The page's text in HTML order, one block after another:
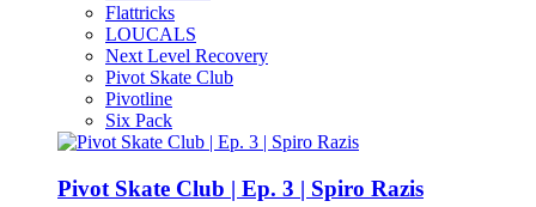
Flattricks
LOUCALS
Next Level Recovery
Pivot Skate Club
Pivotline
Six Pack
Pivot Skate Club | Ep. 3 | Spiro Razis